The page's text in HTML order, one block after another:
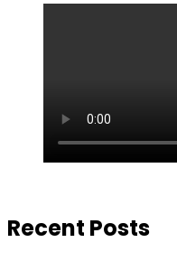
Recent Posts